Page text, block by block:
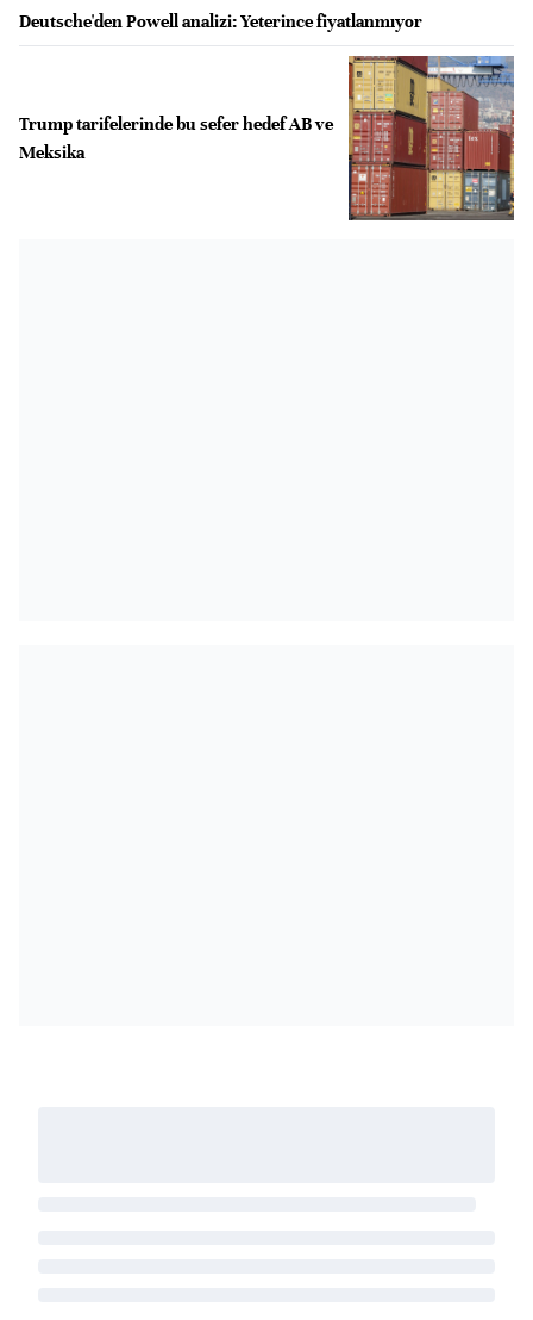
Deutsche'den Powell analizi: Yeterince fiyatlanmıyor
Trump tarifelerinde bu sefer hedef AB ve
Meksika